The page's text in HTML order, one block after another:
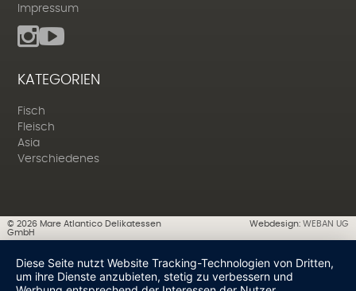
Impressum
KATEGORIEN
Fisch
Fleisch
Asia
Verschiedenes
© 2026Mare Atlantico Delikatessen
GmbH
Webdesign:WEBAN UG
Diese Seite nutzt Website Tracking-Technologien von Dritten,
um ihre Dienste anzubieten, stetig zu verbessern und